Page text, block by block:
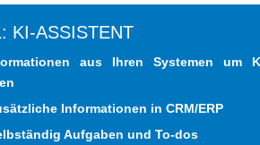
KI-ASSISTENT
aus Ihren Systemen um
Informationen in CRM/ERP
Aufgaben und To-dos